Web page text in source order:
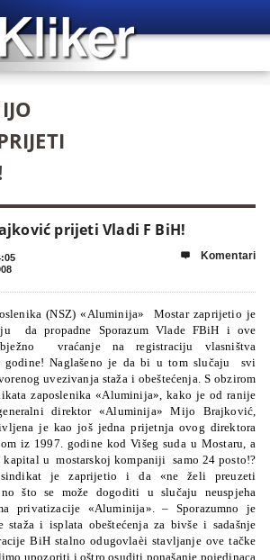
prijeti Vladi F BiH!
 Komentari
(NSZ) «Aluminija» Mostar zaprijetio je
da propadne Sporazum Vlade FBiH i ove
vraćanje na registraciju vlasništva
Naglašeno je da bi u tom slučaju svi
uvezivanja staža i obeštećenja. S obzirom
zaposlenika «Aluminija», kako je od ranije
direktor «Aluminija» Mijo Brajković,
je kao još jedna prijetnja ovog direktora
iz 1997. godine kod Višeg suda u Mostaru, a
kapital u mostarskoj kompaniji samo 24 posto!?
sindikat je zaprijetio i da «ne želi preuzeti
što se može dogoditi u slučaju neuspjeha
privatizacije «Aluminija».
– Sporazumno je
staža i isplata obeštećenja za bivše i sadašnje
BiH stalno odugovlaèi stavljanje ove tačke
upozoriti i oštro osuditi ponašanje pojedinaca